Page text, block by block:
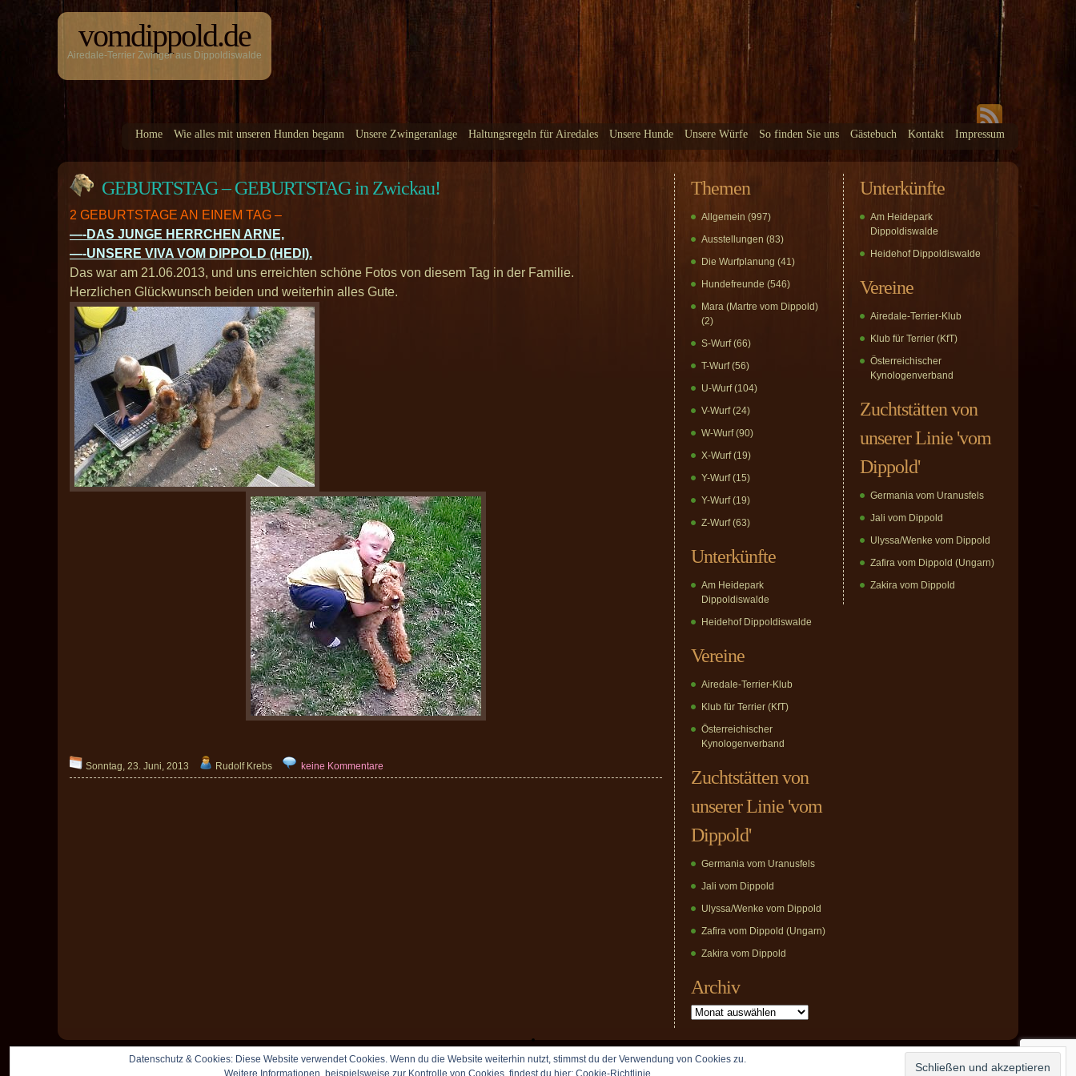
vomdippold.de
Airedale-Terrier Zwinger aus Dippoldiswalde
Home Wie alles mit unseren Hunden begann Unsere Zwingeranlage Haltungsregeln für Airedales Unsere Hunde Unsere Würfe So finden Sie uns Gästebuch Kontakt Impressum
GEBURTSTAG – GEBURTSTAG in Zwickau!
2 GEBURTSTAGE AN EINEM TAG –
—-DAS JUNGE HERRCHEN ARNE,
—-UNSERE VIVA VOM DIPPOLD (HEDI).
Das war am 21.06.2013, und uns erreichten schöne Fotos von diesem Tag in der Familie.
Herzlichen Glückwunsch beiden und weiterhin alles Gute.
Sonntag, 23. Juni, 2013 Rudolf Krebs keine Kommentare
Themen
Allgemein (997)
Ausstellungen (83)
Die Wurfplanung (41)
Hundefreunde (546)
Mara (Martre vom Dippold)
(2)
S-Wurf(66)
T-Wurf(56)
U-Wurf(104)
V-Wurf(24)
W-Wurf(90)
X-Wurf(19)
Y-Wurf(15)
Y-Wurf(19)
Z-Wurf(63)
Unterkünfte
Am Heidepark
Dippoldiswalde
Heidehof Dippoldiswalde
Vereine
Airedale-Terrier-Klub
Klub für Terrier (KfT)
Österreichischer
Kynologenverband
Zuchtstätten von
unserer Linie 'vom
Dippold'
Germania vom Uranusfels
Jali vom Dippold
Ulyssa/Wenke vom Dippold
Zafira vom Dippold (Ungarn)
Zakira vom Dippold
Archiv
Archiv
Unterkünfte
Am Heidepark
Dippoldiswalde
Heidehof Dippoldiswalde
Vereine
Airedale-Terrier-Klub
Klub für Terrier (KfT)
Österreichischer
Kynologenverband
Zuchtstätten von
unserer Linie 'vom
Dippold'
Germania vom Uranusfels
Jali vom Dippold
Ulyssa/Wenke vom Dippold
Zafira vom Dippold (Ungarn)
Zakira vom Dippold
Copyright © 2009 vomDippold.de. All rights reserved.
Datenschutz & Cookies: Diese Website verwendet Cookies. Wenn du die Website weiterhin nutzt, stimmst du der Verwendung von Cookies zu.
Weitere Informationen, beispielsweise zur Kontrolle von Cookies, findest du hier:Cookie-Richtlinie